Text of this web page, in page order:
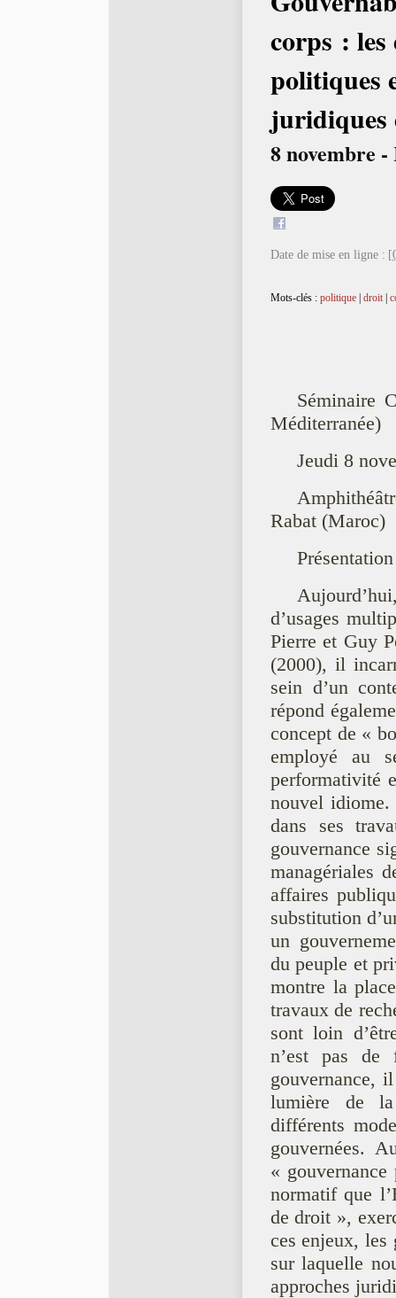
corps : les
politiques
juridiques
8 novembre
Date de mise en ligne :
Mots-clés : politique| droit|
Séminaire
Méditerranée)
Jeudi 8
Rabat (Maroc)
d’usages
Pierre et Guy
(2000), il
sein d’un
répond
concept de «
employé au
performativité
nouvel idiome.
dans ses
gouvernance
managériales
affaires
substitution
un
du peuple et
montre la
travaux de
sont loin
n’est pas
gouvernance,
lumière de la
différents
gouvernées.
«
normatif que
de droit »,
ces enjeux, les
sur laquelle
approches